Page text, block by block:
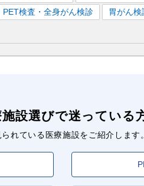
PET検査・全身がん検診 胃がん検
施設選びで迷っている
られている医療施設をご紹介します。